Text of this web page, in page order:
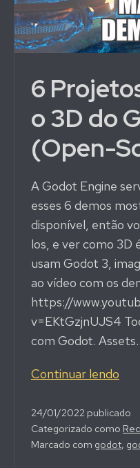
6
o 3D do
(Open-
A Godot Engine
esses 6 demos
disponível, então
los, e ver como 3D
usam Godot 3,
ao vídeo com os
https://
v=EKtGzjnUJS4
com Godot.
Continuar lendo
para
o
24/01/2022 publicado
Categorizado como
Marcado com godot,